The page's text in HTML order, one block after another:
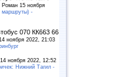
Роман 15 ноября
маршруты) -
070 КК663 66
ноября 2022, 21:03
ноября 2022, 12:52
Нижний Тагил -